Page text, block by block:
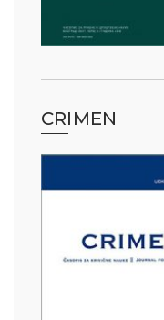
CRIMEN